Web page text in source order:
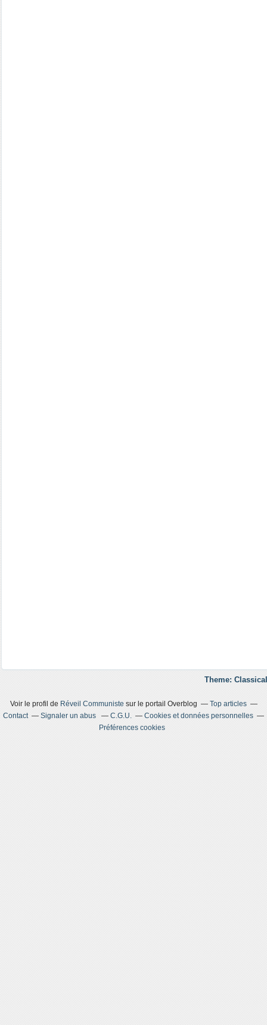
Theme:
Voir le profil de Réveil Communiste sur le portail Overblog
Top articles
Contact
Signaler un abus C.G.U.
Cookies et données personnelles
Préférences cookies